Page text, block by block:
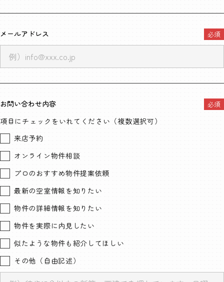
メールアドレス
お問い合わせ内容
項目にチェックをいれてください（複数選択可）
来店予約
オンライン物件相談
プロのおすすめ物件提案依頼
最新の空室情報を知りたい
物件の詳細情報を知りたい
物件を実際に内見したい
似たような物件も紹介してほしい
その他（自由記述）